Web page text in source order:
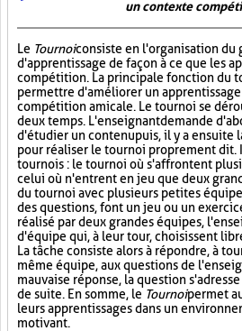
un contexte
Le Tournoiconsiste en l'organisation du
d'apprentissage de façon à ce que les
compétition. La principale fonction du
permettre d'améliorer un
compétition amicale. Le tournoi se
deux temps. L'enseignant demande
d'étudier un contenu puis, il y a ensuite
pour réaliser le tournoi proprement dit.
tournois : le tournoi où s'affrontent
celui où n'entrent en jeu que deux
du tournoi avec plusieurs petites
des questions, font un jeu ou un
réalisé par deux grandes équipes,
d'équipe qui, à leur tour, choisissent
La tâche consiste alors à répondre, à
même équipe, aux questions de
mauvaise réponse, la question
de suite. En somme, le Tournoipermet
leurs apprentissages dans un
motivant.